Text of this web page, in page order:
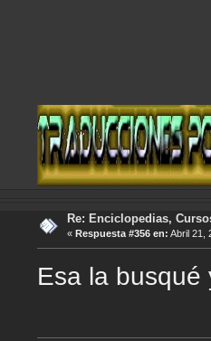
Re: Enciclopedias,
« Respuesta #356 en: Abril 21,
Esa la busqué